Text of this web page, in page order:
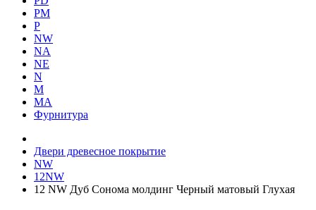
PM
P
NW
NA
NE
N
M
MA
Фурнитура
Двери древесное покрытие
NW
12NW
12 NW Дуб Сонома молдинг Черный матовый Глухая